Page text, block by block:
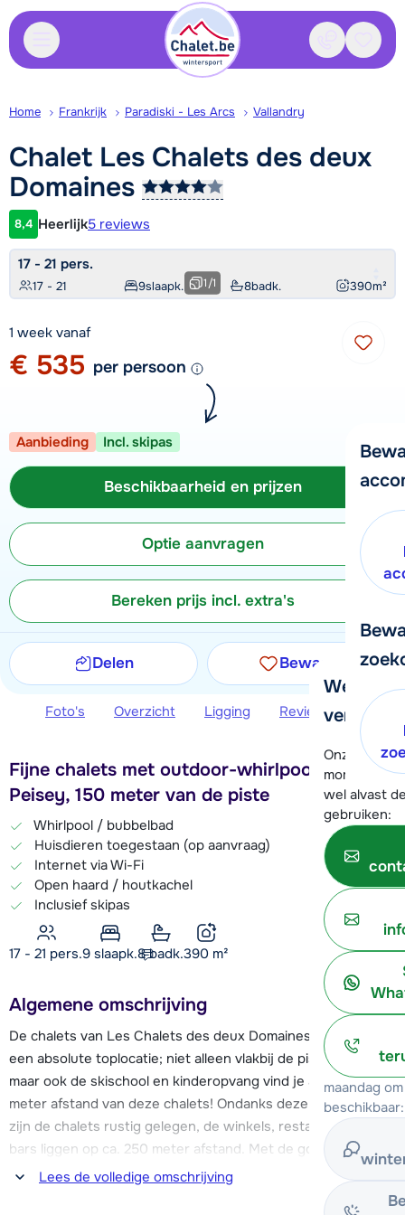
Contact
We
verder!
Onze
moment
wel alvast
gebruiken:
maandag
beschikbaar:
Home Frankrijk Paradiski - Les Arcs Vallandry
Chalet Les Chalets des deux
Domaines
Klantwaardering
8,4 Heerlijk5 reviews
17 - 21 pers.
17 - 21 9slaapk. 8badk. 390m²
1/1
1 week vanaf
€ 535 per persoon
Aanbieding Incl. skipas
Beschikbaarheid en prijzen
Optie aanvragen
Bereken prijs incl. extra's
Delen Bewaren
Foto's Overzicht Ligging Reviews
Fijne chalets met outdoor-whirlpool in
Peisey, 150 meter van de piste
Whirlpool / bubbelbad
Huisdieren toegestaan (op aanvraag)
Internet via Wi-Fi
Open haard / houtkachel
Inclusief skipas
17 - 21 pers.9 slaapk.8 badk.390 m²
Algemene omschrijving
De chalets van Les Chalets des deux Domaines liggen op
een absolute toplocatie; niet alleen vlakbij de piste en liften,
maar ook de skischool en kinderopvang vind je al binnen 150
meter afstand van deze chalets! Ondanks deze topligging
zijn de chalets rustig gelegen, de winkels, restaurants en
bars liggen op ca. 250 meter afstand. Met de gondellift
'Vanoise Express' maak je gemakkelijk de oversteek naar La
Plagne (Paradiski) en de stoeltjeslift 'Peisey 61' brengt je
Lees de volledige omschrijving